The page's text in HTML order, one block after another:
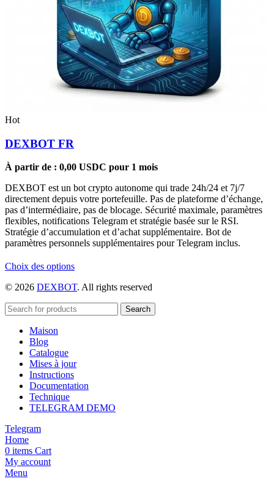
Hot
DEXBOT FR
À partir de : 0,00 USDC pour 1 mois
DEXBOT est un bot crypto autonome qui trade 24h/24 et 7j/7
directement depuis votre portefeuille. Pas de plateforme d’échange,
pas d’intermédiaire, pas de blocage. Sécurité maximale, paramètres
flexibles, notifications Telegram et stratégie basée sur le RSI.
Stratégie d’accumulation et d’achat supplémentaire. Bot de
paramètres personnels supplémentaires pour Telegram inclus.
Choix des optionsCe
a
variations.
choisies
la
du
© 2026 DEXBOT. All rights reserved
Search
Maison
Blog
Catalogue
Mises à jour
Instructions
Documentation
Technique
TELEGRAM DEMO
Telegram
Home
0 items Cart
My account
Menu